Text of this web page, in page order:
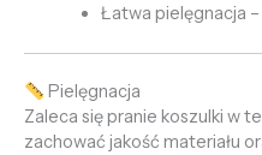
Łatwa pielęgnacja
Pielęgnacja
Zaleca się pranie koszulki w
zachować jakość materiału